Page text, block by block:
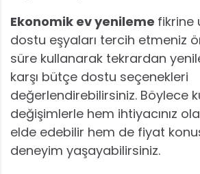
Ekonomik ev yenileme fikrine
dostu eşyaları tercih etmeniz
süre kullanarak tekrardan
karşı bütçe dostu seçenekleri
değerlendirebilirsiniz. Böylece
değişimlerle hem ihtiyacınız
elde edebilir hem de fiyat
deneyim yaşayabilirsiniz.